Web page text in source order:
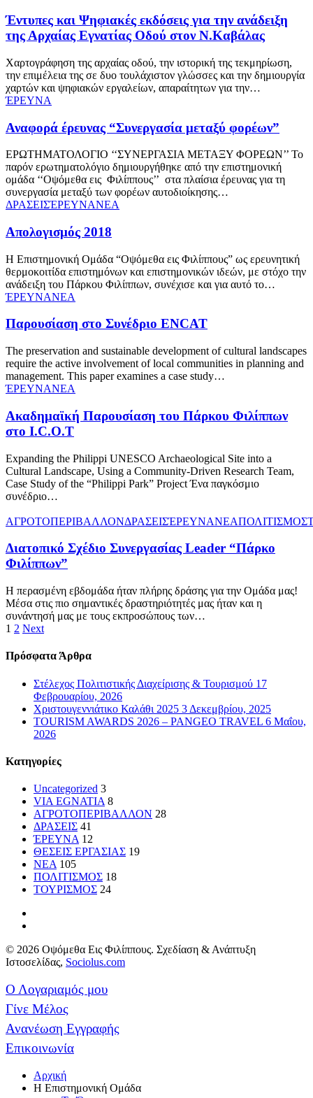
Έντυπες και Ψηφιακές εκδόσεις για την ανάδειξη
της Αρχαίας Εγνατίας Οδού στον Ν.Καβάλας
Χαρτογράφηση της αρχαίας οδού, την ιστορική της τεκμηρίωση,
την επιμέλεια της σε δυο τουλάχιστον γλώσσες και την δημιουργία
χαρτών και ψηφιακών εργαλείων, απαραίτητων για την…
ΈΡΕΥΝΑ
Αναφορά έρευνας “Συνεργασία μεταξύ φορέων”
ΕΡΩΤΗΜΑΤΟΛΟΓΙΟ ‘‘ΣΥΝΕΡΓΑΣΙΑ ΜΕΤΑΞΥ ΦΟΡΕΩΝ’’ Το
παρόν ερωτηματολόγιο δημιουργήθηκε από την επιστημονική
ομάδα ‘‘Οψόμεθα εις Φιλίππους’’ στα πλαίσια έρευνας για τη
συνεργασία μεταξύ των φορέων αυτοδιοίκησης…
ΔΡΑΣΕΙΣΈΡΕΥΝΑΝΕΑ
Απολογισμός 2018
Η Επιστημονική Ομάδα “Οψόμεθα εις Φιλίππους” ως ερευνητική
θερμοκοιτίδα επιστημόνων και επιστημονικών ιδεών, με στόχο την
ανάδειξη του Πάρκου Φιλίππων, συνέχισε και για αυτό το…
ΈΡΕΥΝΑΝΕΑ
Παρουσίαση στο Συνέδριο ENCAT
The preservation and sustainable development of cultural landscapes
require the active involvement of local communities in planning and
management. This paper examines a case study…
ΈΡΕΥΝΑΝΕΑ
Ακαδημαϊκή Παρουσίαση του Πάρκου Φιλίππων
στο I.C.Ο.T
Expanding the Philippi UNESCO Archaeological Site into a
Cultural Landscape, Using a Community-Driven Research Team,
Case Study of the “Philippi Park” Project Ένα παγκόσμιο
συνέδριο…
ΑΓΡΟΤΟΠΕΡΙΒΑΛΛΟΝΔΡΑΣΕΙΣΈΡΕΥΝΑΝΕΑΠΟΛΙΤΙΣΜΟΣ
Διατοπικό Σχέδιο Συνεργασίας Leader “Πάρκο
Φιλίππων”
Η περασμένη εβδομάδα ήταν πλήρης δράσης για την Ομάδα μας!
Μέσα στις πιο σημαντικές δραστηριότητές μας ήταν και η
συνάντησή μας με τους εκπροσώπους των…
1 2 Next
Πρόσφατα Άρθρα
Στέλεχος Πολιτιστικής Διαχείρισης & Τουρισμού 17
Φεβρουαρίου, 2026
Χριστουγεννιάτικο Καλάθι 2025 3 Δεκεμβρίου, 2025
TOURISM AWARDS 2026 – PANGEO TRAVEL 6 Μαΐου,
2026
Kατηγορίες
Uncategorized 3
VIA EGNATIA 8
ΑΓΡΟΤΟΠΕΡΙΒΑΛΛΟΝ 28
ΔΡΑΣΕΙΣ 41
ΈΡΕΥΝΑ 12
ΘΕΣΕΙΣ ΕΡΓΑΣΙΑΣ 19
ΝΕΑ 105
ΠΟΛΙΤΙΣΜΟΣ 18
ΤΟΥΡΙΣΜΟΣ 24
© 2026 Οψόμεθα Εις Φιλίππους. Σχεδίαση & Ανάπτυξη
Ιστοσελίδας, Sociolus.com
Ο Λογαριαμός μου
Γίνε Μέλος
Ανανέωση Εγγραφής
Επικοινωνία
Αρχική
Η Επιστημονική Ομάδα